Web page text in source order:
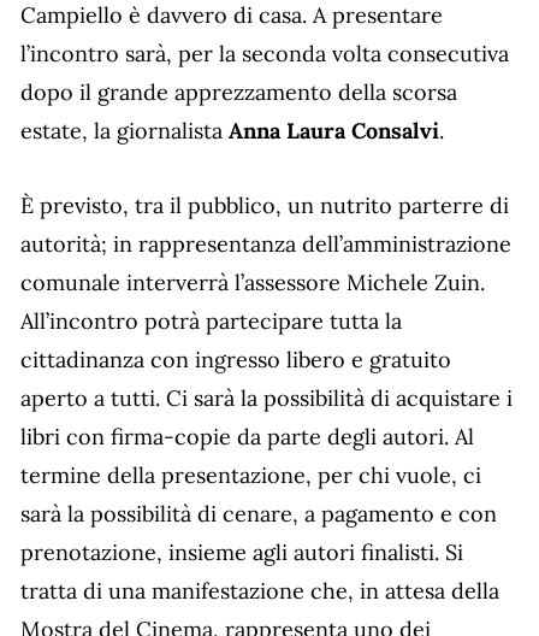
Campiello è davvero di casa. A presentare
l’incontro sarà, per la seconda volta consecutiva
dopo il grande apprezzamento della scorsa
estate, la giornalista Anna Laura Consalvi.
È previsto, tra il pubblico, un nutrito parterre di
autorità; in rappresentanza dell’amministrazione
comunale interverrà l’assessore Michele Zuin.
All’incontro potrà partecipare tutta la
cittadinanza con ingresso libero e gratuito
aperto a tutti. Ci sarà la possibilità di acquistare i
libri con firma-copie da parte degli autori. Al
termine della presentazione, per chi vuole, ci
sarà la possibilità di cenare, a pagamento e con
prenotazione, insieme agli autori finalisti. Si
tratta di una manifestazione che, in attesa della
Mostra del Cinema, rappresenta uno dei